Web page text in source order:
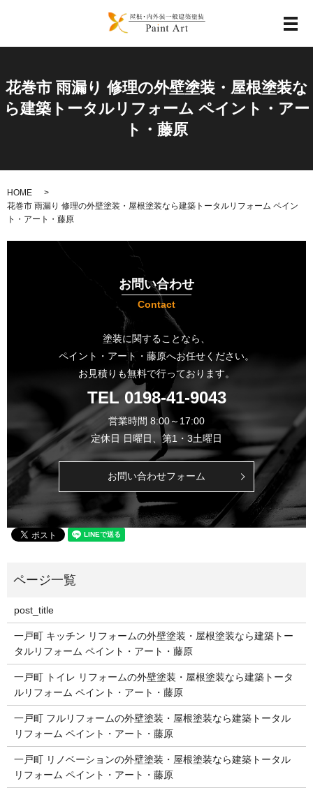
メ
花巻市 雨漏り 修理の外壁塗装・屋根塗装な
ら建築トータルリフォーム ペイント・アー
ト・藤原
HOME
花巻市 雨漏り 修理の外壁塗装・屋根塗装なら建築トータルリフォーム ペイン
ト・アート・藤原
お問い合わせ
Contact
塗装に関することなら、
ペイント・アート・藤原へお任せください。
お見積りも無料で行っております。
TEL 0198-41-9043
営業時間 8:00～17:00
定休日 日曜日、第1・3土曜日
お問い合わせフォーム
post_title
一戸町 キッチン リフォームの外壁塗装・屋根塗装なら建築トー
タルリフォーム ペイント・アート・藤原
一戸町 トイレ リフォームの外壁塗装・屋根塗装なら建築トータ
ルリフォーム ペイント・アート・藤原
一戸町 フルリフォームの外壁塗装・屋根塗装なら建築トータル
リフォーム ペイント・アート・藤原
一戸町 リノベーションの外壁塗装・屋根塗装なら建築トータル
リフォーム ペイント・アート・藤原